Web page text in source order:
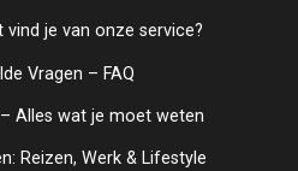
vind je van onze service?
Vragen – FAQ
Alles wat je moet weten
Reizen, Werk & Lifestyle